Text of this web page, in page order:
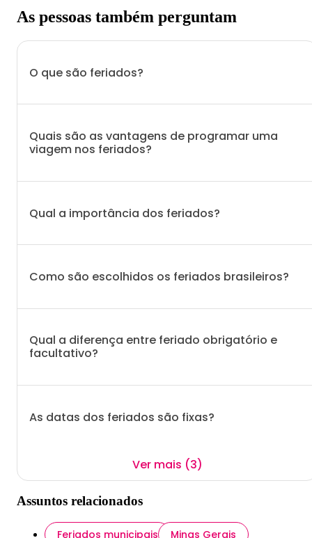
As pessoas também perguntam
O que são feriados?
Quais são as vantagens de programar uma
viagem nos feriados?
Qual a importância dos feriados?
Como são escolhidos os feriados brasileiros?
Qual a diferença entre feriado obrigatório e
facultativo?
As datas dos feriados são fixas?
Ver mais (3)
Assuntos relacionados
Feriados municipais Minas Gerais